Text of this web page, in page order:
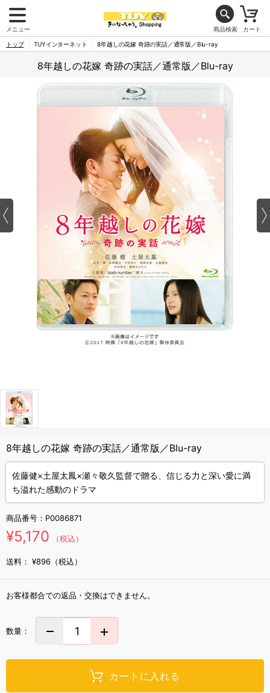
メニュー 商品検索 カート
トップ TUYインターネット 8年越しの花嫁 奇跡の実話／通常版／Blu-ray
8年越しの花嫁 奇跡の実話／通常版／Blu-ray
8年越しの花嫁 奇跡の実話／通常版／Blu-ray
佐藤健×土屋太鳳×瀬々敬久監督で贈る、信じる力と深い愛に満
ち溢れた感動のドラマ
商品番号： P0086871
¥5,170 （税込）
送料： ¥896（税込）
お客様都合での返品・交換はできません。
数量：
カートに入れる